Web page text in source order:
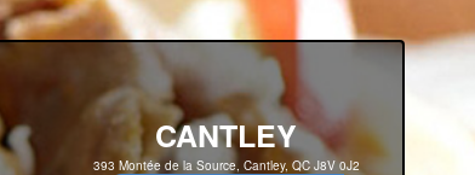
CANTLEY
393 Montée de la Source, Cantley, QC J8V 0J2